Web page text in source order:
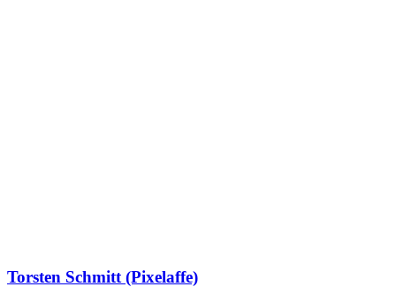
Torsten Schmitt (Pixelaffe)